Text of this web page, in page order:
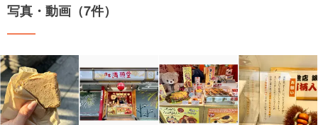
写真・動画（7件）